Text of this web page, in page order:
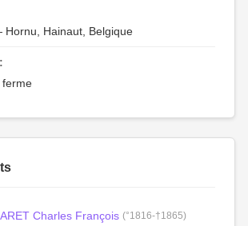
Hainaut, Belgique
ferme
Charles François (°1816-†1865)